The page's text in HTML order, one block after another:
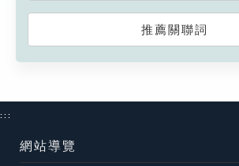
推薦關聯詞
:::
網站導覽